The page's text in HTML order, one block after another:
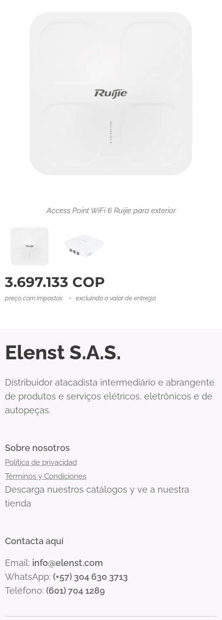
Access Point WiFi 6 Ruijie para exterior
Access Point WiFi 6 Ruijie para exterior frente
3.697.133 COP
preço com impostos excluindo o valor de entrega
Elenst S.A.S.
Distribuidor atacadista intermediário e abrangente
de produtos e serviços elétricos, eletrônicos e de
autopeças.
Sobre nosotros
Política de privacidad
Términos y Condiciones
Descarga nuestros catálogos y ve a nuestra
tienda
Contacta aquí
Email: info@elenst.com
WhatsApp: (+57) 304 630 3713
Teléfono: (601) 704 1289